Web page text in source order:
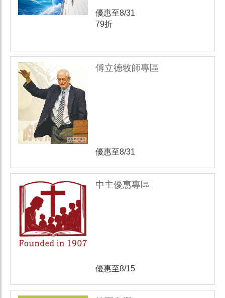
優惠至8/31
79折
傅立德牧師專區
優惠至8/31
中主優惠專區
優惠至8/15